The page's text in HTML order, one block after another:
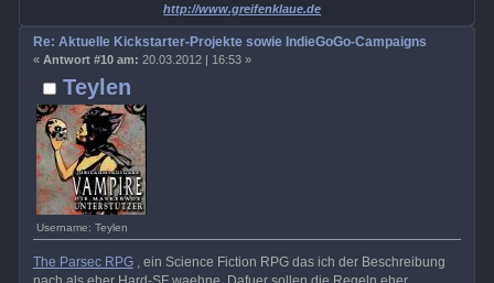
http://www.greifenklaue.de
Teylen
Username: Teylen
Re: Aktuelle Kickstarter-Projekte sowie IndieGoGo-Campaigns
« Antwort #10 am: 20.03.2012 | 16:53 »
The Parsec RPG, ein Science Fiction RPG das ich der Beschreibung